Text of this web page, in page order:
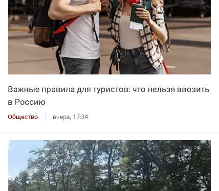
Важные правила для туристов: что нельзя ввозить
в Россию
Общество вчера, 17:34